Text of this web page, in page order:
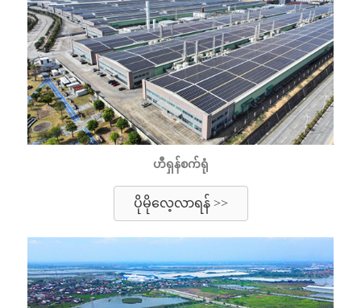
ဟီရှန်စက်ရုံ
ပိုမိုလေ့လာရန် >>